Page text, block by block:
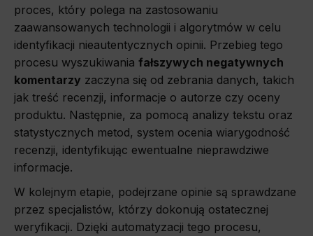
proces, który polega na zastosowaniu
zaawansowanych technologii i algorytmów w celu
identyfikacji nieautentycznych opinii. Przebieg tego
procesu wyszukiwania fałszywych negatywnych
komentarzy zaczyna się od zebrania danych, takich
jak treść recenzji, informacje o autorze czy oceny
produktu. Następnie, za pomocą analizy tekstu oraz
statystycznych metod, system ocenia wiarygodność
recenzji, identyfikując ewentualne nieprawdziwe
informacje.
W kolejnym etapie, podejrzane opinie są sprawdzane
przez specjalistów, którzy dokonują ostatecznej
weryfikacji. Dzięki automatyzacji tego procesu,